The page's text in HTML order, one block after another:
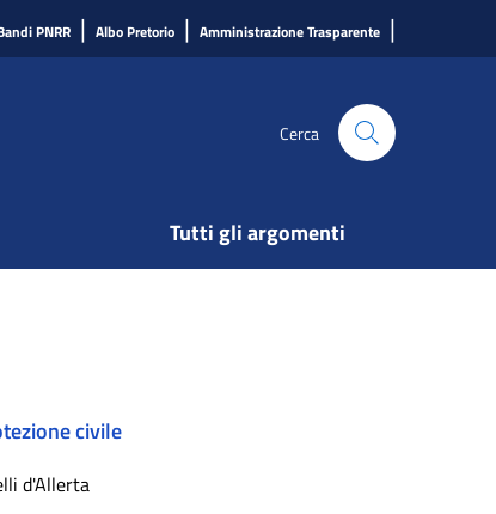
PNRR | Albo Pretorio | Amministrazione Trasparente |
Cerca
Tutti gli argomenti
civile
d'Allerta